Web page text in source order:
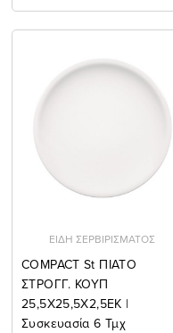
ΕΙΔΗ ΣΕΡΒΙΡΙΣΜΑΤΟΣ
COMPACT St ΠΙΑΤΟ
ΣΤΡΟΓΓ. ΚΟΥΠ
25,5Χ25,5Χ2,5ΕΚ |
Συσκευασία 6 Τμχ